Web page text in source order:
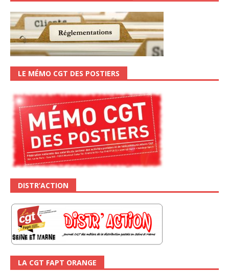
LE MÉMO CGT DES POSTIERS
DISTR’ACTION
LA CGT FAPT ORANGE